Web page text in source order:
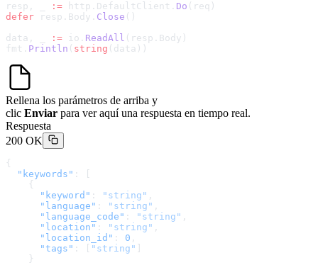
resp, _
:= http.DefaultClient. Do (req)
defer resp.Body. Close ()
data, _
:= io. ReadAll (resp.Body)
fmt. Println ( string (data))
Rellena los parámetros de arriba y
clic Enviar para ver aquí una respuesta en tiempo real.
Respuesta
200 OK
{
  "keywords"
: [
    {
      "keyword"
: "string" ,
      "language"
: "string" ,
      "language_code"
: "string" ,
      "location"
: "string" ,
      "location_id"
: 0 ,
      "tags"
: [ "string"
    }